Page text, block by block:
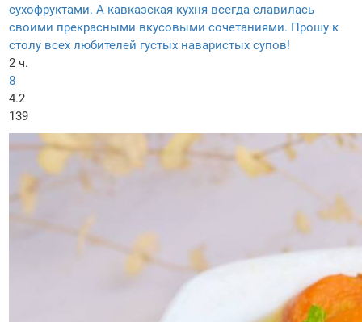
сухофруктами. А кавказская кухня всегда славилась
своими прекрасными вкусовыми сочетаниями. Прошу к
столу всех любителей густых наваристых супов!
2 ч.
8
4.2
139